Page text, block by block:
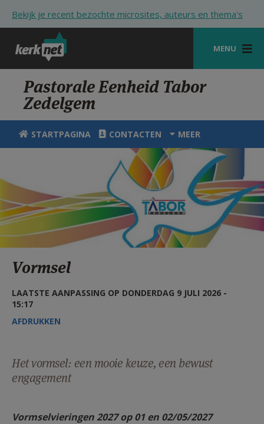
Bekijk je recent bezochte microsites, auteurs en thema's
MENU
STARTPAGINA
KERK
VIERINGEN
HULP
STARTPAGINA PORTAAL
MIJN PAROCHIE
AANMELDEN OF REGISTREREN
Pastorale Eenheid Tabor
Zedelgem
STARTPAGINA CONTACTEN MEER
Vormsel
LAATSTE AANPASSING OP DONDERDAG 9 JULI 2026 -
15:17
AFDRUKKEN
Het vormsel: een mooie keuze, een bewust
engagement
Vormselvieringen 2027op 01 en 02/05/2027